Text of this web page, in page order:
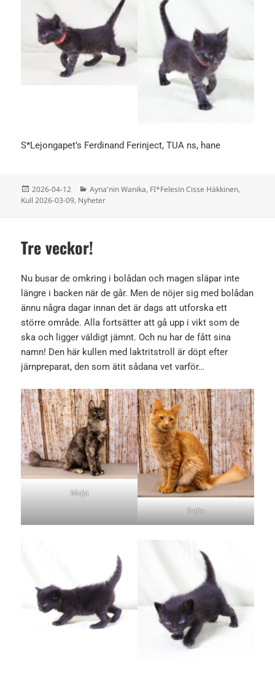
S*Lejongapet’s Ferdinand Ferinject, TUA ns, hane
Postat
2026-04-12 Kategorier
Ayna'nin Wanika, FI*Felesin Cisse Häkkinen,
Kull 2026-03-09, Nyheter
Tre veckor!
Nu busar de omkring i bolådan och magen släpar inte
längre i backen när de går. Men de nöjer sig med bolådan
ännu några dagar innan det är dags att utforska ett
större område. Alla fortsätter att gå upp i vikt som de
ska och ligger väldigt jämnt. Och nu har de fått sina
namn! Den här kullen med laktritstroll är döpt efter
järnpreparat, den som ätit sådana vet varför…
Maja
Pelle